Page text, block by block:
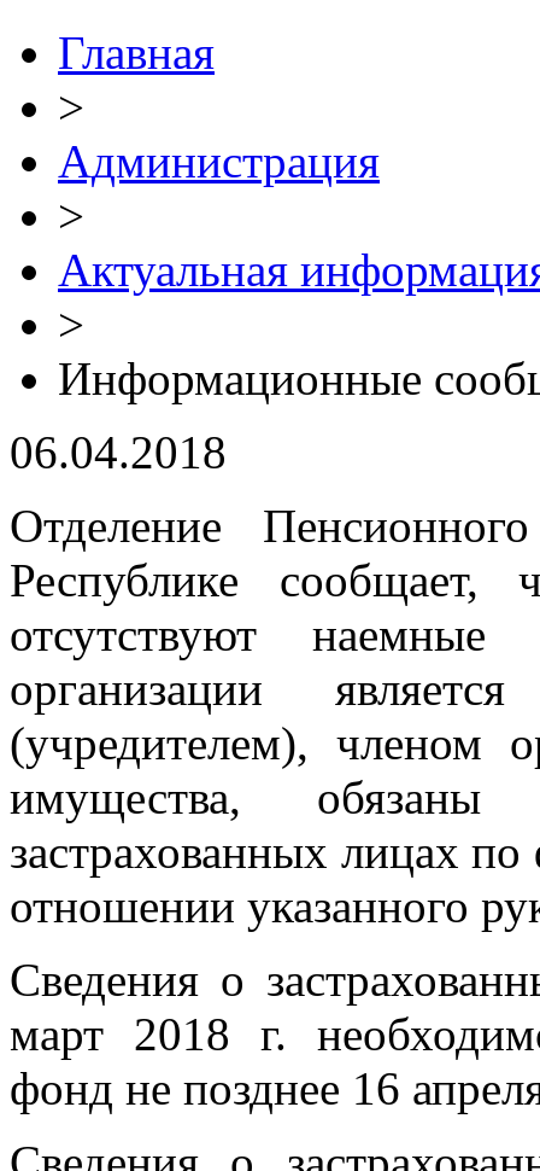
Главная
>
Администрация
>
Актуальная
>
Информационные
06.04.2018
Отделение
Республике сообщает,
отсутствуют наемные
организации
(учредителем), членом
имущества, обязаны
застрахованных лицах
отношении указанного
Сведения о
март 2018 г.
фонд не позднее 16